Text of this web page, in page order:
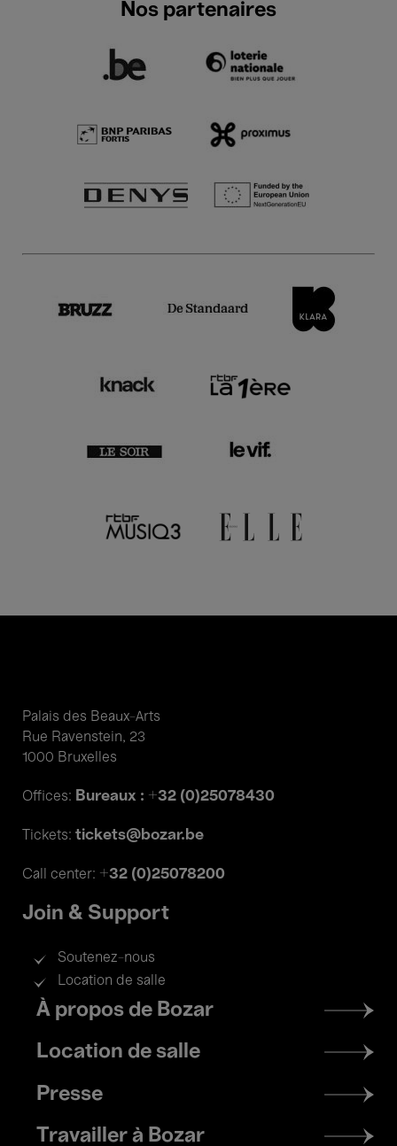
Nos partenaires
Palais des Beaux-Arts
Rue Ravenstein, 23
1000 Bruxelles
Offices: Bureaux : +32 (0)25078430
Tickets: tickets@bozar.be
Call center: +32 (0)25078200
Join & Support
Soutenez-nous
Location de salle
Footer
menu
À propos de Bozar
Location de salle
Presse
Travailler à Bozar